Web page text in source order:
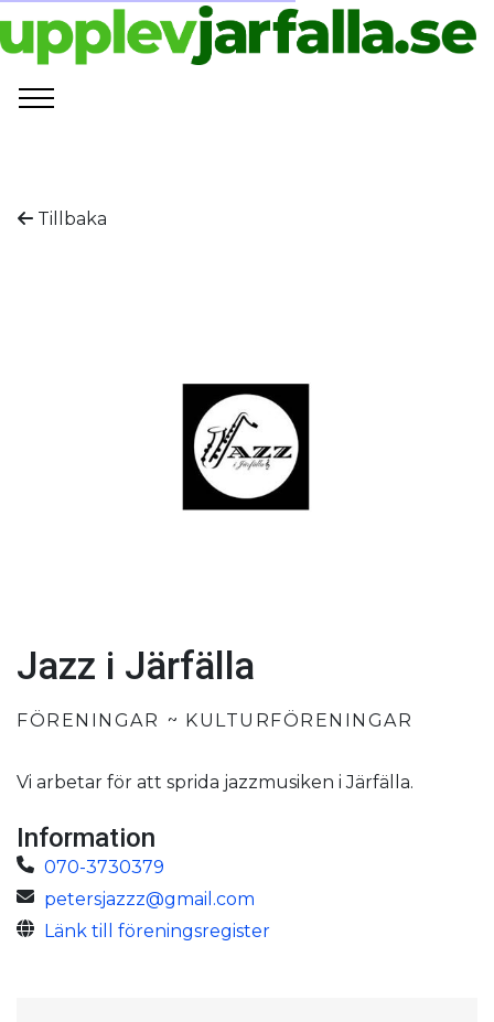
Tillbaka
Jazz i Järfälla
FÖRENINGAR KULTURFÖRENINGAR
Vi arbetar för att sprida jazzmusiken i Järfälla.
Information
070-3730379
petersjazzz@gmail.com
Länk till föreningsregister